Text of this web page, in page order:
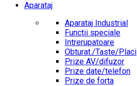
Aparataj
Aparataj Industrial
Functii speciale
Intrerupatoare
Obturat./Taste/Placi
Prize AV/difuzor
Prize date/telefon
Prize de forta